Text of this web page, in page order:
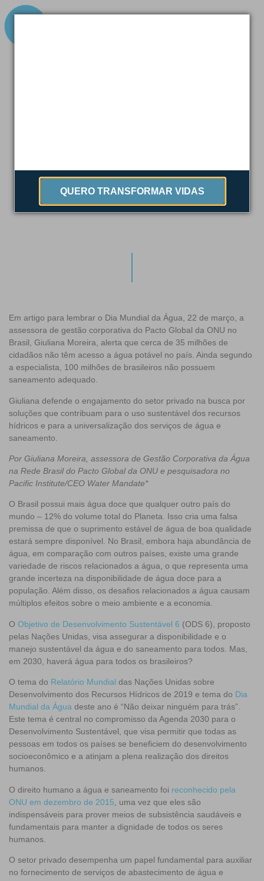
QUERO TRANSFORMAR VIDAS
NINGUÉM PARA TRÁS’
Em artigo para lembrar o Dia Mundial da Água, 22 de março, a
assessora de gestão corporativa do Pacto Global da ONU no
Brasil, Giuliana Moreira, alerta que cerca de 35 milhões de
cidadãos não têm acesso a água potável no país. Ainda segundo
a especialista, 100 milhões de brasileiros não possuem
saneamento adequado.
Giuliana defende o engajamento do setor privado na busca por
soluções que contribuam para o uso sustentável dos recursos
hídricos e para a universalização dos serviços de água e
saneamento.
Por Giuliana Moreira, assessora de Gestão Corporativa da Água
na Rede Brasil do Pacto Global da ONU e pesquisadora no
Pacific Institute/CEO Water Mandate*
O Brasil possui mais água doce que qualquer outro país do
mundo – 12% do volume total do Planeta. Isso cria uma falsa
premissa de que o suprimento estável de água de boa qualidade
estará sempre disponível. No Brasil, embora haja abundância de
água, em comparação com outros países, existe uma grande
variedade de riscos relacionados a água, o que representa uma
grande incerteza na disponibilidade de água doce para a
população. Além disso, os desafios relacionados a água causam
múltiplos efeitos sobre o meio ambiente e a economia.
O Objetivo de Desenvolvimento Sustentável 6 (ODS 6), proposto
pelas Nações Unidas, visa assegurar a disponibilidade e o
manejo sustentável da água e do saneamento para todos. Mas,
em 2030, haverá água para todos os brasileiros?
O tema do Relatório Mundial das Nações Unidas sobre
Desenvolvimento dos Recursos Hídricos de 2019 e tema do Dia
Mundial da Água deste ano é “Não deixar ninguém para trás”.
Este tema é central no compromisso da Agenda 2030 para o
Desenvolvimento Sustentável, que visa permitir que todas as
pessoas em todos os países se beneficiem do desenvolvimento
socioeconômico e a atinjam a plena realização dos direitos
humanos.
O direito humano a água e saneamento foi reconhecido pela
ONU em dezembro de 2015 , uma vez que eles são
indispensáveis para prover meios de subsistência saudáveis e
fundamentais para manter a dignidade de todos os seres
humanos.
O setor privado desempenha um papel fundamental para auxiliar
no fornecimento de serviços de abastecimento de água e